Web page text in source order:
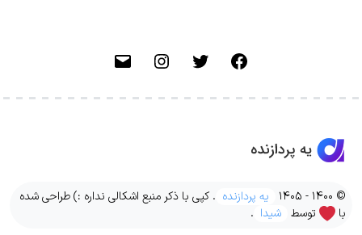
خارجی
فیسبوک توییتر اینستاگرام
© 1400 - 1405 یه پردازنده . کپی با ذکر منبع اشکالی نداره :) طراحی شده
با
توسط شیدا .